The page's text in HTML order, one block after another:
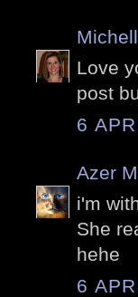
Love
post
6
Azer
i'm
She
hehe
6